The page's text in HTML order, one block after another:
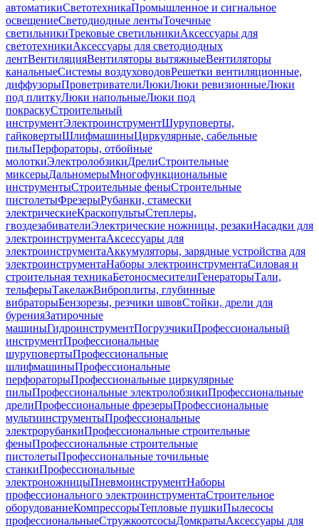
автоматикиСветотехникаПромышленное и сигнальное
освещениеСветодиодные лентыТочечные
светильникиТрековые светильникиАксессуары для
светотехникиАксессуары для светодиодных
лентВентиляцияВентиляторы вытяжныеВентиляторы
канальныеСистемы воздуховодовРешетки вентиляционные,
диффузорыПроветривателиЛюкиЛюки ревизионныеЛюки
под плиткуЛюки напольныеЛюки под
покраскуСтроительный
инструментЭлектроинструментШуруповерты,
гайковертыШлифмашиныЦиркулярные, сабельные
пилыПерфораторы, отбойные
молоткиЭлектролобзикиДрелиСтроительные
миксерыДальномерыМногофункциональные
инструментыСтроительные феныСтроительные
пистолетыФрезерыРубанки, стамески
электрическиеКраскопультыСтеплеры,
гвоздезабивателиЭлектрические ножницы, резакиНасадки для
электроинструментаАксессуары для
электроинструментаАккумуляторы, зарядные устройства для
электроинструментаНаборы электроинструментаСиловая и
строительная техникаБетоносмесителиГенераторыТали,
тельферыТакелажВиброплиты, глубинные
вибраторыБензорезы, резчики швовСтойки, дрели для
буренияЗатирочные
машиныГидроинструментПогрузчикиПрофессиональный
инструментПрофессиональные
шуруповертыПрофессиональные
шлифмашиныПрофессиональные
перфораторыПрофессиональные циркулярные
пилыПрофессиональные электролобзикиПрофессиональные
дрелиПрофессиональные фрезерыПрофессиональные
мультиинструментыПрофессиональные
электрорубанкиПрофессиональные строительные
феныПрофессиональные строительные
пистолетыПрофессиональные точильные
станкиПрофессиональные
электроножницыПневмоинструментНаборы
профессионального электроинструментаСтроительное
оборудованиеКомпрессорыТепловые пушкиПылесосы
профессиональныеСтружкоотсосыДомкратыАксессуары для